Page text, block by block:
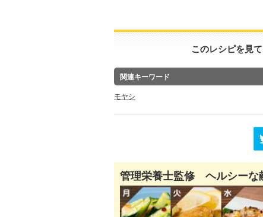
このレシピを見
関連キーワード
モヤシ
管理栄養士監修 ヘルシーな